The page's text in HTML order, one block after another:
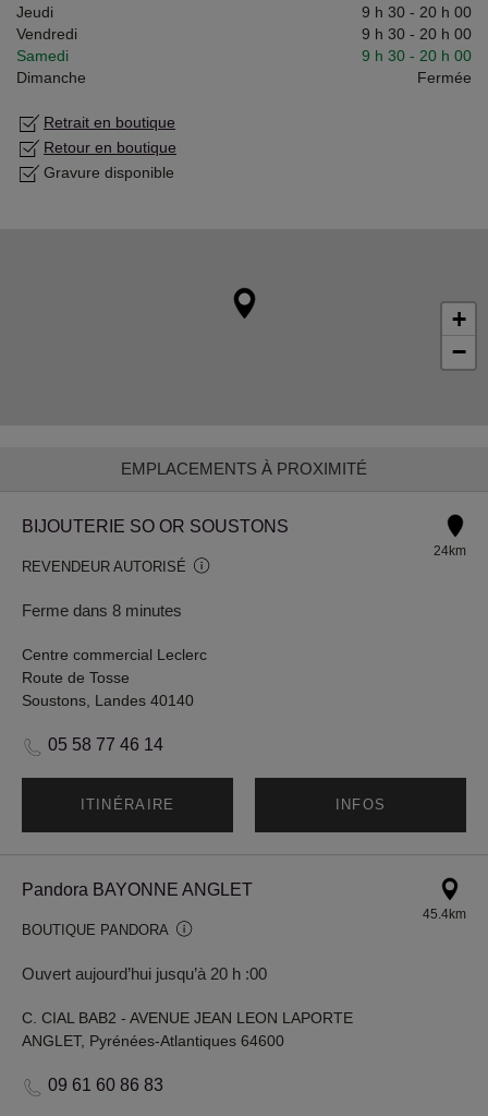
Jeudi
9 h 30 - 20 h 00
Vendredi
9 h 30 - 20 h 00
Samedi
9 h 30 - 20 h 00
Dimanche
Fermée
Retrait en boutique
Retour en boutique
Gravure disponible
+
−
EMPLACEMENTS À PROXIMITÉ
BIJOUTERIE SO OR SOUSTONS
REVENDEUR AUTORISÉ
Ferme dans 8 minutes
24km
Centre commercial Leclerc
Route de Tosse
Soustons, Landes 40140
05 58 77 46 14
ITINÉRAIRE INFOS
Pandora BAYONNE ANGLET
BOUTIQUE PANDORA
Ouvert aujourd’hui jusqu’à 20 h :00
45.4km
C. CIAL BAB2 - AVENUE JEAN LEON LAPORTE
ANGLET, Pyrénées-Atlantiques 64600
09 61 60 86 83